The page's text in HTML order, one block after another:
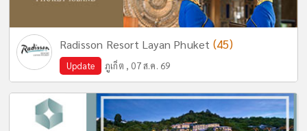
Radisson Resort Layan Phuket (45)
Update ภูเก็ต , 07 ส.ค. 69